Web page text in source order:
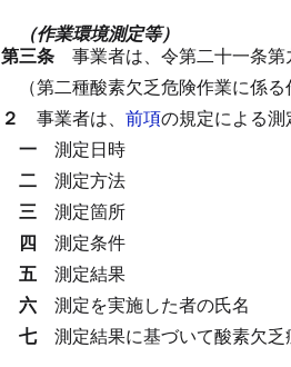
（作業環境測定等）
第三条 事業者は、令第二十一条
（第二種酸素欠乏危険作業に係
２ 事業者は、 前項の規定による測
一 測定日時
二 測定方法
三 測定箇所
四 測定条件
五 測定結果
六 測定を実施した者の氏名
七 測定結果に基づいて酸素欠